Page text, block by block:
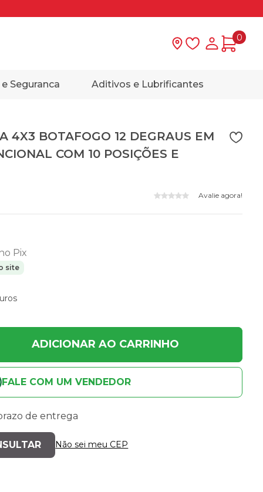
Lista deMinha
0
Seguranca Aditivos e Lubrificantes
4X3 BOTAFOGO 12 DEGRAUS EM
COM 10 POSIÇÕES E
Avalie agora!
Pix
site
ADICIONAR AO CARRINHO
FALE COM UM VENDEDOR
de entrega
Não sei meu CEP